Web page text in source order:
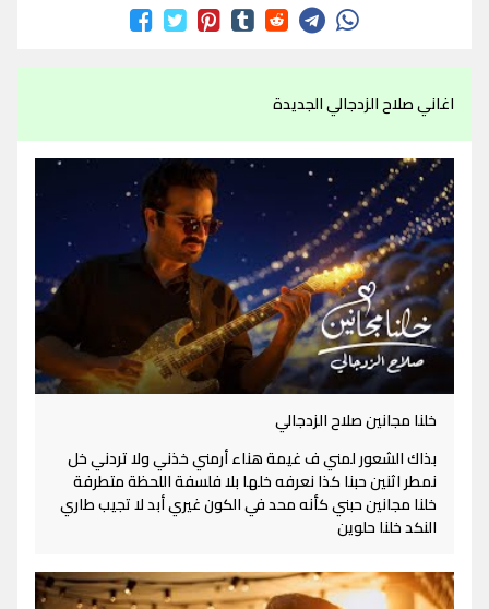
اغاني صلاح الزدجالي الجديدة
خلنا مجانين صلاح الزدجالي
بذاك الشعور لمني ف غيمة هناء أرمني خذني ولا تردني خل
نمطر اثنين حبنا كذا نعرفه خلها بلا فلسفة اللحظة متطرفة
خلنا مجانين حبني كأنه محد في الكون غيري أبد لا تجيب طاري
النكد خلنا حلوين